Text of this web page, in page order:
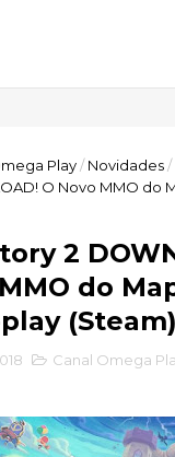
Play/ Novidades/
O Novo MMO do
2
do
(Steam)
Canal Omega